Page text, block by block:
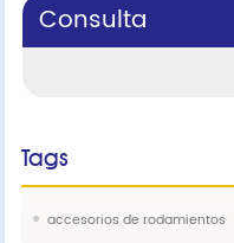
Consulta
Tags
accesorios de rodamientos